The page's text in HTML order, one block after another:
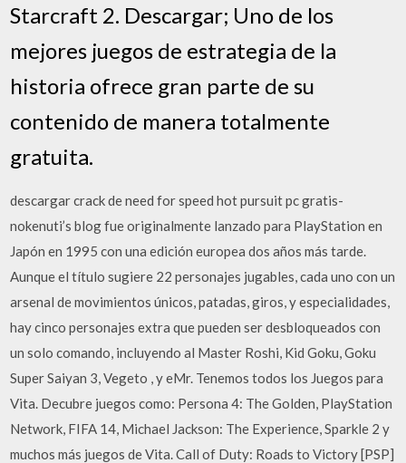
Starcraft 2. Descargar; Uno de los
mejores juegos de estrategia de la
historia ofrece gran parte de su
contenido de manera totalmente
gratuita.
descargar crack de need for speed hot pursuit pc gratis-
nokenuti’s blog fue originalmente lanzado para PlayStation en
Japón en 1995 con una edición europea dos años más tarde.
Aunque el título sugiere 22 personajes jugables, cada uno con un
arsenal de movimientos únicos, patadas, giros, y especialidades,
hay cinco personajes extra que pueden ser desbloqueados con
un solo comando, incluyendo al Master Roshi, Kid Goku, Goku
Super Saiyan 3, Vegeto , y eMr. Tenemos todos los Juegos para
Vita. Decubre juegos como: Persona 4: The Golden, PlayStation
Network, FIFA 14, Michael Jackson: The Experience, Sparkle 2 y
muchos más juegos de Vita. Call of Duty: Roads to Victory [PSP]